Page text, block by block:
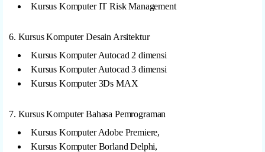
Kursus Komputer IT Risk Management
6. Kursus Komputer Desain Arsitektur
Kursus Komputer Autocad 2 dimensi
Kursus Komputer Autocad 3 dimensi
Kursus Komputer 3Ds MAX
7. Kursus Komputer Bahasa Pemrograman
Kursus Komputer Adobe Premiere,
Kursus Komputer Borland Delphi,